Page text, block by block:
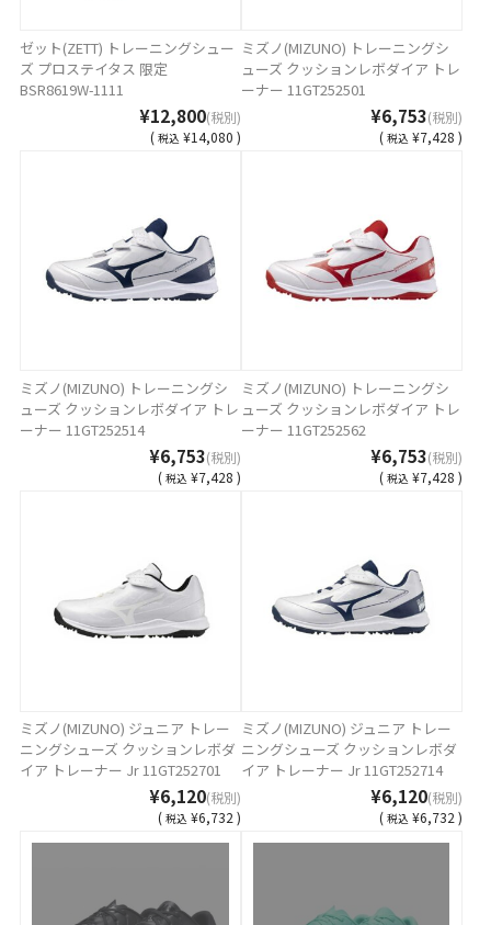
ゼット(ZETT) トレーニングシュー
ズ プロステイタス 限定
BSR8619W-1111
¥12,800(税別)
( 税込 ¥14,080 )
ミズノ(MIZUNO) トレーニングシ
ューズ クッションレボダイア トレ
ーナー 11GT252501
¥6,753(税別)
( 税込 ¥7,428 )
ミズノ(MIZUNO) トレーニングシ
ューズ クッションレボダイア トレ
ーナー 11GT252514
¥6,753(税別)
( 税込 ¥7,428 )
ミズノ(MIZUNO) トレーニングシ
ューズ クッションレボダイア トレ
ーナー 11GT252562
¥6,753(税別)
( 税込 ¥7,428 )
ミズノ(MIZUNO) ジュニア トレー
ニングシューズ クッションレボダ
イア トレーナー Jr 11GT252701
¥6,120(税別)
( 税込 ¥6,732 )
ミズノ(MIZUNO) ジュニア トレー
ニングシューズ クッションレボダ
イア トレーナー Jr 11GT252714
¥6,120(税別)
( 税込 ¥6,732 )